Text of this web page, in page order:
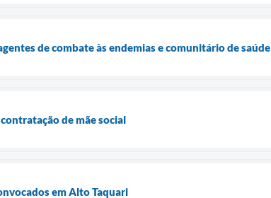
de combate às endemias e comunitário de saúde
de mãe social
em Alto Taquari